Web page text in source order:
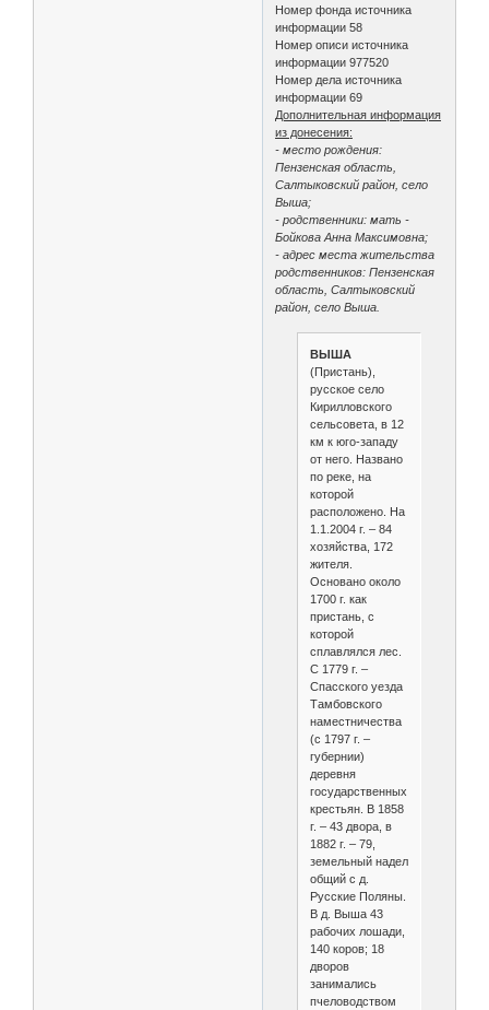
Номер фонда источника
информации 58
Номер описи источника
информации 977520
Номер дела источника
информации 69
Дополнительная информация
из донесения:
- место рождения:
Пензенская область,
Салтыковский район, село
Выша;
- родственники: мать -
Бойкова Анна Максимовна;
- адрес места жительства
родственников: Пензенская
область, Салтыковский
район, село Выша.
ВЫША
(Пристань),
русское село
Кирилловского
сельсовета, в 12
км к юго-западу
от него. Названо
по реке, на
которой
расположено. На
1.1.2004 г. – 84
хозяйства, 172
жителя.
Основано около
1700 г. как
пристань, с
которой
сплавлялся лес.
С 1779 г. –
Спасского уезда
Тамбовского
наместничества
(с 1797 г. –
губернии)
деревня
государственных
крестьян. В 1858
г. – 43 двора, в
1882 г. – 79,
земельный надел
общий с д.
Русские Поляны.
В д. Выша 43
рабочих лошади,
140 коров; 18
дворов
занимались
пчеловодством